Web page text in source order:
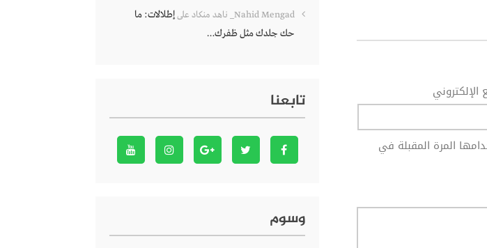
الإلكتروني
المرة المقبلة في
Nahid Mengad_ ناهد منكاد علىإطلالات: ما
حك جلدك مثل ظفرك…
تابعنا
وسوم